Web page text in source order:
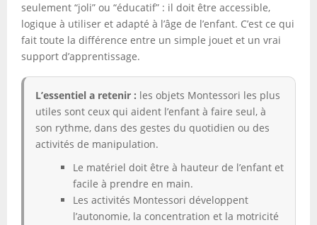
seulement “joli” ou “éducatif” : il doit être accessible,
logique à utiliser et adapté à l’âge de l’enfant. C’est ce qui
fait toute la différence entre un simple jouet et un vrai
support d’apprentissage.
L’essentiel a retenir : les objets Montessori les plus
utiles sont ceux qui aident l’enfant à faire seul, à
son rythme, dans des gestes du quotidien ou des
activités de manipulation.
Le matériel doit être à hauteur de l’enfant et
facile à prendre en main.
Les activités Montessori développent
l’autonomie, la concentration et la motricité